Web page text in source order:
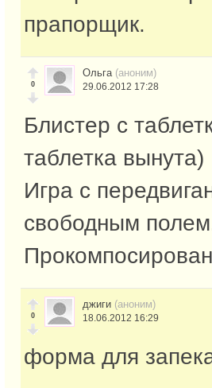
прапорщик.
0
Ольга (аноним)
29.06.2012 17:28
Блистер с
таблетка вынута)
Игра с
свободным
0
джиги (аноним)
18.06.2012 16:29
форма для